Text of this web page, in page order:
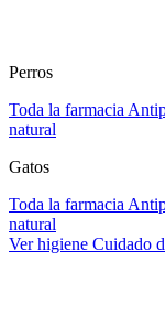
Perros
Toda la farmacia
natural
Gatos
Toda la farmacia
natural
Ver higiene Cuidado